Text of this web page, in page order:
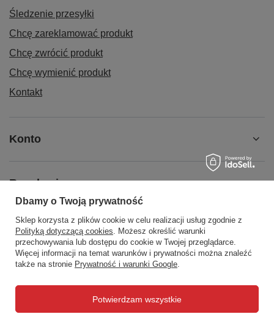
Śledzenie przesyłki
Chcę zareklamować produkt
Chcę zwrócić produkt
Chcę wymienić produkt
Kontakt
Konto
Regulaminy
Social Media
biuro@centrumwarsztatowe.pl
CentrumWarsztatowe.pl
Dbamy o Twoją prywatność
Sklep korzysta z plików cookie w celu realizacji usług zgodnie z
Polityką dotyczącą cookies. Możesz określić warunki
przechowywania lub dostępu do cookie w Twojej przeglądarce.
Więcej informacji na temat warunków i prywatności można znaleźć
także na stronie Prywatność i warunki Google.
Potwierdzam wszystkie